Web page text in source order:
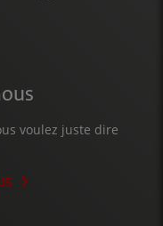
voulez juste dire